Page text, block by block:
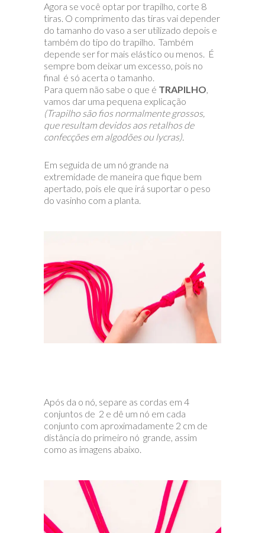
Agora se você optar por trapilho, corte 8
tiras. O comprimento das tiras vai depender
do tamanho do vaso a ser utilizado depois e
também do tipo do trapilho. Também
depende ser for mais elástico ou menos. É
sempre bom deixar um excesso, pois no
final é só acerta o tamanho.
Para quem não sabe o que é TRAPILHO,
vamos dar uma pequena explicação
(Trapilho são fios normalmente grossos,
que resultam devidos aos retalhos de
confecções em algodões ou lycras).
Em seguida de um nó grande na
extremidade de maneira que fique bem
apertado, pois ele que irá suportar o peso
do vasinho com a planta.
Após da o nó, separe as cordas em 4
conjuntos de 2 e dê um nó em cada
conjunto com aproximadamente 2 cm de
distância do primeiro nó grande, assim
como as imagens abaixo.